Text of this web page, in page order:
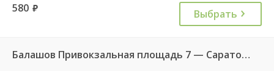
580 руб. Выбрать
Балашов Привокзальная площадь 7 — Саратов АВ Центральный (ул им Пугачева 179 А) 603-1